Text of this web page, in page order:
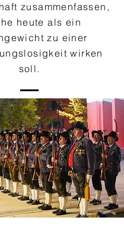
zusammenfassen,
heute als ein
zu einer
wirken
soll.